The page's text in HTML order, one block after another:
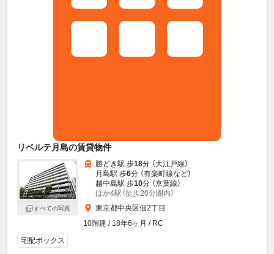
リベルテ月島の賃貸物件
すべての写真
勝どき駅 歩18分 （大江戸線）
月島駅 歩6分 （有楽町線など）
越中島駅 歩10分 （京葉線）
ほか4駅（徒歩20分圏内）
東京都中央区佃2丁目
10階建 / 18年6ヶ月 / RC
宅配ボックス